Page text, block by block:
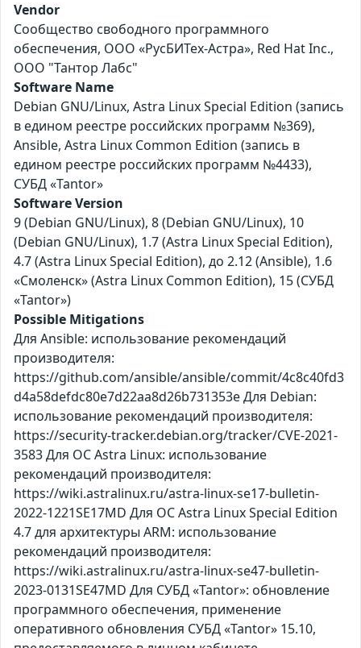
Vendor
Сообщество свободного программного
обеспечения, ООО «РусБИТех-Астра», Red Hat Inc.,
ООО "Тантор Лабс"
Software Name
Debian GNU/Linux, Astra Linux Special Edition (запись
в едином реестре российских программ №369),
Ansible, Astra Linux Common Edition (запись в
едином реестре российских программ №4433),
СУБД «Tantor»
Software Version
9 (Debian GNU/Linux), 8 (Debian GNU/Linux), 10
(Debian GNU/Linux), 1.7 (Astra Linux Special Edition),
4.7 (Astra Linux Special Edition), до 2.12 (Ansible), 1.6
«Смоленск» (Astra Linux Common Edition), 15 (СУБД
«Tantor»)
Possible Mitigations
Для Ansible: использование рекомендаций
производителя:
https://github.com/ansible/ansible/commit/4c8c40fd3
d4a58defdc80e7d22aa8d26b731353e Для Debian:
использование рекомендаций производителя:
https://security-tracker.debian.org/tracker/CVE-2021-
3583 Для ОС Astra Linux: использование
рекомендаций производителя:
https://wiki.astralinux.ru/astra-linux-se17-bulletin-
2022-1221SE17MD Для ОС Astra Linux Special Edition
4.7 для архитектуры ARM: использование
рекомендаций производителя:
https://wiki.astralinux.ru/astra-linux-se47-bulletin-
2023-0131SE47MD Для СУБД «Tantor»: обновление
программного обеспечения, применение
оперативного обновления СУБД «Tantor» 15.10,